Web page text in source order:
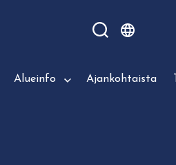
Alueinfo Ajankohtaista